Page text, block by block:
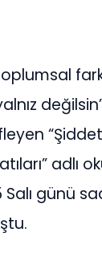
adlı
Salı günü